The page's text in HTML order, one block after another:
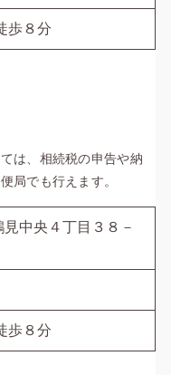
歩８分
は、相続税の申告や納
局でも行えます。
中央４丁目３８－
歩８分